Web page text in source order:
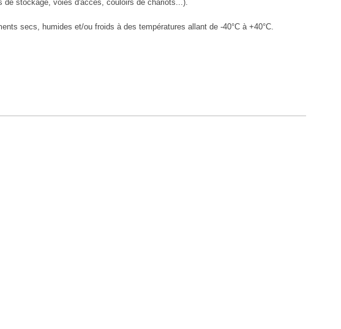
stockage, voies d'accès, couloirs de chariots...).
secs, humides et/ou froids à des températures allant de -40°C à +40°C.